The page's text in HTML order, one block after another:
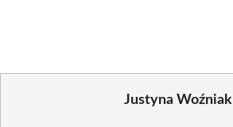
Justyna Woźniak